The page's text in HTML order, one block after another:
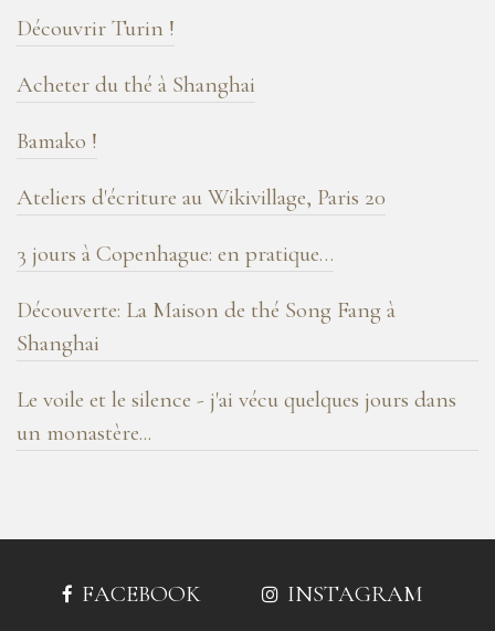
blog
!
Découvrir Turin !
Acheter du thé à Shanghai
Bamako !
Ateliers d'écriture au Wikivillage, Paris 20
3 jours à Copenhague: en pratique…
Découverte: La Maison de thé Song Fang à
Shanghai
Le voile et le silence - j'ai vécu quelques jours dans
un monastère...
FACEBOOK INSTAGRAM